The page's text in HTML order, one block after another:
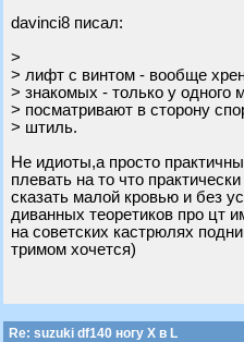
davinci8 писал:
>
> лифт с винтом - вообще
> знакомых - только у одного
> посматривают в сторону
> штиль.
Не идиоты,а просто
плевать на то что
сказать малой кровью и без
диванных теоретиков про цт
на советских кастрюлях
тримом хочется)
Re: suzuki df140 ногу X в L